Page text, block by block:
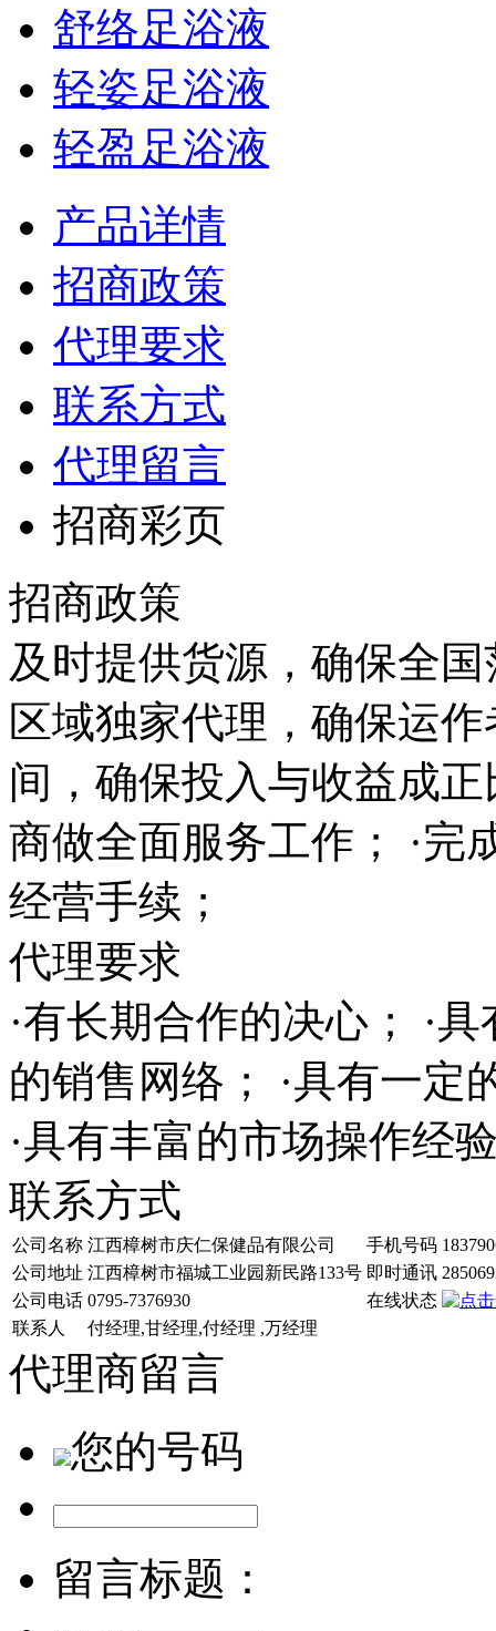
舒络足浴液
轻姿足浴液
轻盈足浴液
产品详情
招商政策
代理要求
联系方式
代理留言
招商彩页
招商政策
及时提供货源，确保全
区域独家代理，确保运
间，确保投入与收益成
商做全面服务工作； ·完
经营手续；
代理要求
·有长期合作的决心； ·
的销售网络； ·具有一定
·具有丰富的市场操作经
联系方式
公司名称 江西樟树市庆仁保健品有限公司 手机号码
公司地址 江西樟树市福城工业园新民路133号 即时通讯
公司电话 0795-7376930
在线状态
联系人
付经理,甘经理,付经理 ,万经理
代理商留言
您的号码
留言标题：